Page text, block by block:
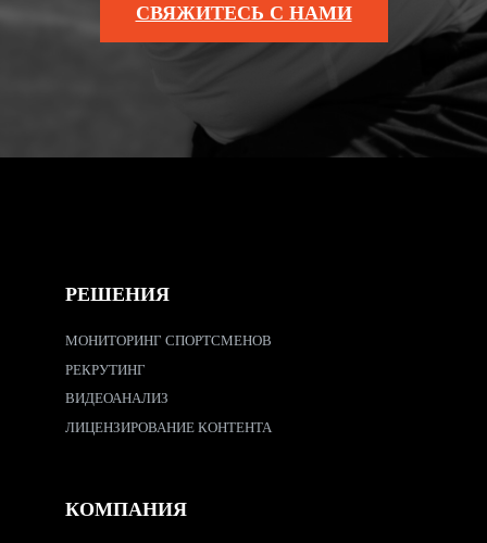
СВЯЖИТЕСЬ С НАМИ
РЕШЕНИЯ
МОНИТОРИНГ СПОРТСМЕНОВ
РЕКРУТИНГ
ВИДЕОАНАЛИЗ
ЛИЦЕНЗИРОВАНИЕ КОНТЕНТА
КОМПАНИЯ